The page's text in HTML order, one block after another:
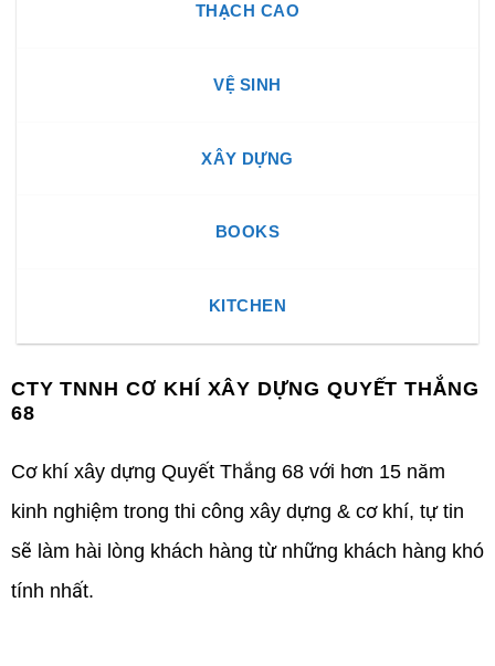
Z
THẠCH CAO
VỆ SINH
XÂY DỰNG
BOOKS
KITCHEN
CTY TNNH CƠ KHÍ XÂY DỰNG QUYẾT THẮNG
68
Cơ khí xây dựng Quyết Thắng 68 với hơn 15 năm
kinh nghiệm trong thi công xây dựng & cơ khí, tự tin
sẽ làm hài lòng khách hàng từ những khách hàng khó
tính nhất.